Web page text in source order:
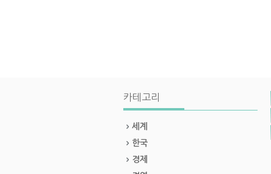
카테고리
세계
한국
경제